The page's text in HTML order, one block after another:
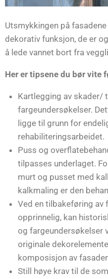
Utsmykkingen på
dekorativ funksjon, de er
å lede vannet bort fra
Her er tipsene du bør vite
Kartlegging av skader/
fargeundersøkelser.
ligge til grunn for
rehabiliteringsarbeidet.
Puss og
tilpasses underlaget.
murt og pusset med
kalkmaling er den
Ved en tilbakeføring av
opprinnelig, kan
og fargeundersøkelser
originale
komposisjon av
Still høye krav til de